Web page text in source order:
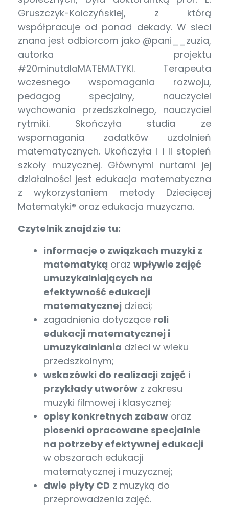
Gruszczyk-Kolczyńskiej, z którą
współpracuje od ponad dekady. W sieci
znana jest odbiorcom jako @pani__zuzia,
autorka projektu
#20minutdlaMATEMATYKI. Terapeuta
wczesnego wspomagania rozwoju,
pedagog specjalny, nauczyciel
wychowania przedszkolnego, nauczyciel
rytmiki. Skończyła studia ze
wspomagania zadatków uzdolnień
matematycznych. Ukończyła I i II stopień
szkoły muzycznej. Głównymi nurtami jej
działalności jest edukacja matematyczna
z wykorzystaniem metody Dziecięcej
Matematyki® oraz edukacja muzyczna.
Czytelnik znajdzie tu:
informacje o związkach muzyki z
matematyką oraz wpływie zajęć
umuzykalniających na
efektywność edukacji
matematycznej dzieci;
zagadnienia dotyczące roli
edukacji matematycznej i
umuzykalniania dzieci w wieku
przedszkolnym;
wskazówki do realizacji zajęć i
przykłady utworów z zakresu
muzyki filmowej i klasycznej;
opisy konkretnych zabaw oraz
piosenki opracowane specjalnie
na potrzeby efektywnej edukacji
w obszarach edukacji
matematycznej i muzycznej;
dwie płyty CD z muzyką do
przeprowadzenia zajęć.